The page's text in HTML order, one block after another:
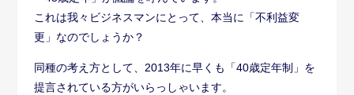
これは我々ビジネスマンにとって、本当に「不利益変
更」なのでしょうか？
同種の考え方として、2013年に早くも「40歳定年制」を
提言されている方がいらっしゃいます。